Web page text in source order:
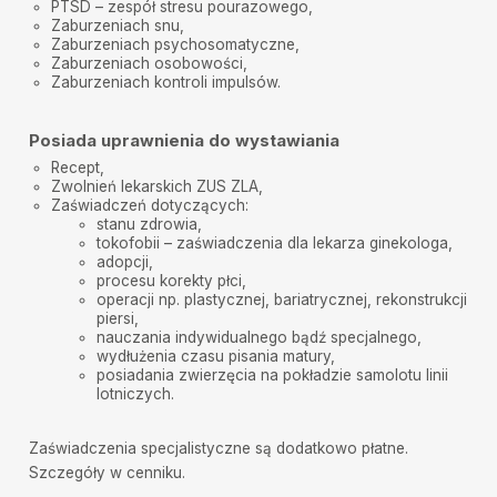
Agata•2025-07-03
Pani Monika Kruszewska jest jednym z najlepszych
specjalistów jakich znam. Dokładni wysłucha problem
i stara się pomóc, jest empatyczna. Bardzo polecam.
spokojnej atmosferze. Pani doktor wnikliwie słuchała
jednocześnie uspokajając i co najważniejsze, bardzo
trafnie postawiła diagnozę. Jest miłą, empatyczną i
kompetentną osobą. Cieszę się, że decyzja, która nie
była łatwą, dotycząca wyboru psychiatry, padła
właśnie na Panią Monikę. Dziękuję :)
Katarzyna Cymerman•2025-06-27
Polecam bardzo empatyczna spokojna i konkretna
Z•2025-06-23
Świetna psychiatra z bardzo empatycznym i
kompleksowym podejściem. Polecam.
Najlepsza specjalistka w zakresie leczenia depresji i
stanów lękowych jaką spotkałam od 17 lat leczenia.
PTSD – zespół stresu pourazowego
Zaburzeniach snu
Zaburzeniach psychosomatyczne,
Zaburzeniach osobowości
Zaburzeniach kontroli impulsów.
Posiada uprawnienia do wystawiania
Recept,
Zwolnień lekarskich ZUS ZLA,
Zaświadczeń dotyczących:
stanu zdrowia,
tokofobii – zaświadczenia dla lekarza ginekologa,
adopcji,
procesu korekty płci,
operacji np. plastycznej, bariatrycznej, rekonstrukcji
piersi,
nauczania indywidualnego bądź specjalnego,
wydłużenia czasu pisania matury,
posiadania zwierzęcia na pokładzie samolotu linii
lotniczych.
Zaświadczenia specjalistyczne są dodatkowo płatne.
Szczegóły w cenniku.